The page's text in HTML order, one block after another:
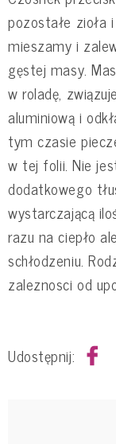
pozostałe zioła
mieszamy i
gęstej masy.
w roladę,
aluminiową i
tym czasie
w tej folii. Nie
dodatkowego
wystarczającą
razu na ciepło
schłodzeniu.
zaleznosci od
Udostępnij: